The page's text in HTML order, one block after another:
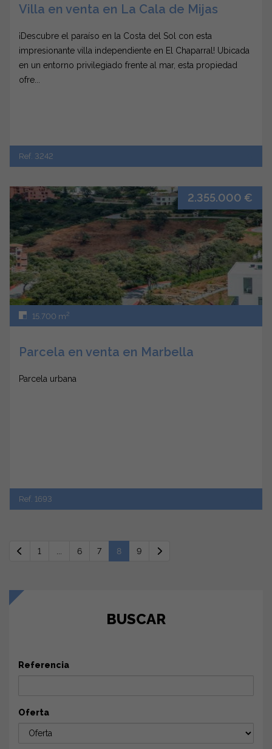
Villa en venta en La Cala de Mijas
¡Descubre el paraíso en la Costa del Sol con esta
impresionante villa independiente en El Chaparral! Ubicada
en un entorno privilegiado frente al mar, esta propiedad
ofre...
Ref. 3242
2.355.000 €
15.700 m2
Parcela en venta en Marbella
Parcela urbana
Ref. 1693
1 ... 6 7 8 9
BUSCAR
Referencia
Oferta